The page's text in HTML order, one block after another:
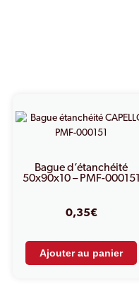
Bague d’étanchéité
50x90x10 – PMF-000151
0,35€
Ajouter au panier